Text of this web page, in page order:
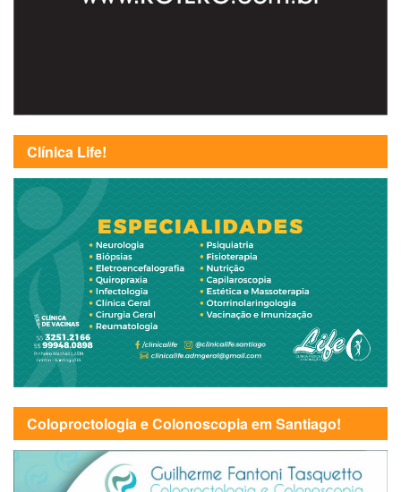
Clínica Life!
Coloproctologia e Colonoscopia em Santiago!